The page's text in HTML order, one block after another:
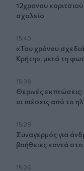
12χρονου
σχολείο
15:40
«Του χρόνου
Κρήτη», μετά τη
15:38
Θερινές
οι πιέσεις από το
15:29
Συναγερμός για
βοήθειες κοντά
15:26